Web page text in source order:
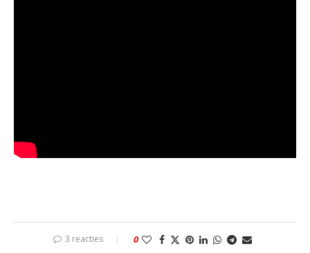
3 reacties 0